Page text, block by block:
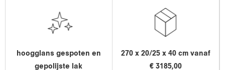
hoogglans gespoten en
gepolijste lak
270 x 20/25 x 40 cm vanaf
€ 3185,00